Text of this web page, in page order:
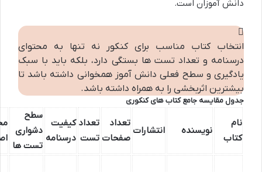
دانش آموزان است.
انتخاب کتاب مناسب برای کنکور نه تنها به محتوای
درسنامه و تعداد تست ها بستگی دارد، بلکه باید با سبک
یادگیری و سطح فعلی دانش آموز همخوانی داشته باشد تا
بیشترین اثربخشی را به همراه داشته باشد.
جدول مقایسه جامع کتاب های کنکوری
نام
کتاب
نویسنده انتشارات
تعداد
صفحات
تعداد
تست
کیفیت
درسنامه
سطح
دشواری
تست ها